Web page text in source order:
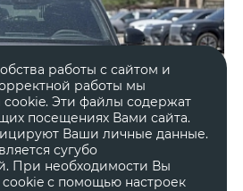
работы с сайтом и
работы мы
Эти файлы содержат
посещениях Вами сайта.
Ваши личные данные.
сугубо
При необходимости Вы
с помощью настроек